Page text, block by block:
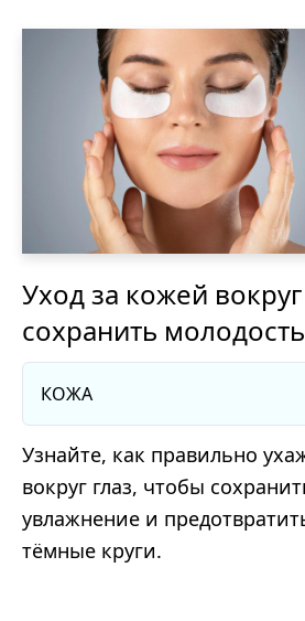
Уход за кожей вокруг
сохранить молодость
КОЖА
Узнайте, как правильно
вокруг глаз, чтобы
увлажнение и
тёмные круги.